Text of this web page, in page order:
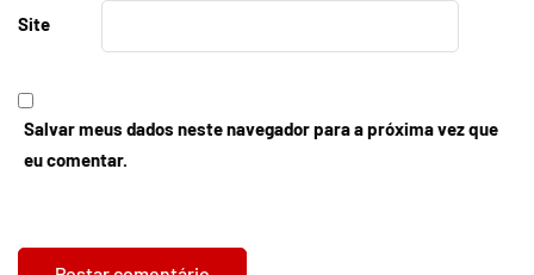
Site
Salvar meus dados neste navegador para a próxima vez que
eu comentar.